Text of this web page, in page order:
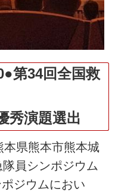
第34回全国救
秀演題選出
県熊本市熊本城
員シンポジウム
ジウムにおい